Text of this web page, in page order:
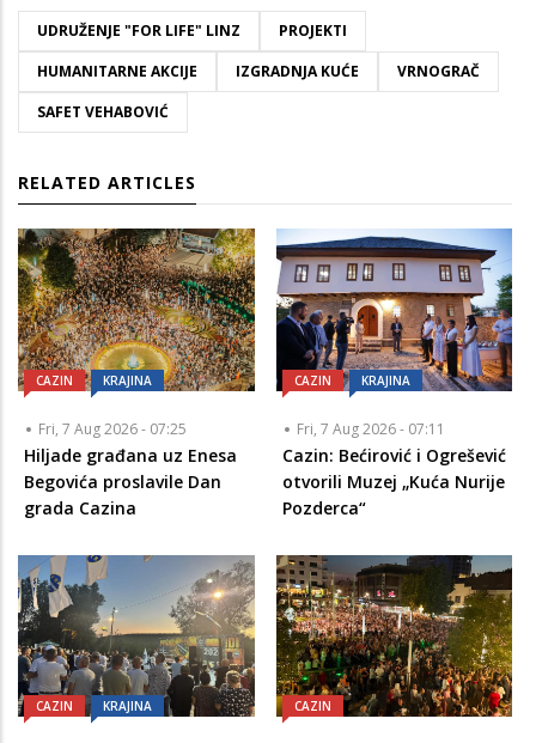
UDRUŽENJE "FOR LIFE" LINZ
PROJEKTI
HUMANITARNE AKCIJE
IZGRADNJA KUĆE
VRNOGRAČ
SAFET VEHABOVIĆ
RELATED ARTICLES
CAZIN KRAJINA
Fri, 7 Aug 2026 - 07:25
Hiljade građana uz Enesa
Begovića proslavile Dan
grada Cazina
CAZIN KRAJINA
Fri, 7 Aug 2026 - 07:11
Cazin: Bećirović i Ogrešević
otvorili Muzej „Kuća Nurije
Pozderca“
CAZIN KRAJINA CAZIN